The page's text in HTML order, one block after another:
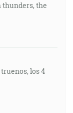
thunders, the
los 4